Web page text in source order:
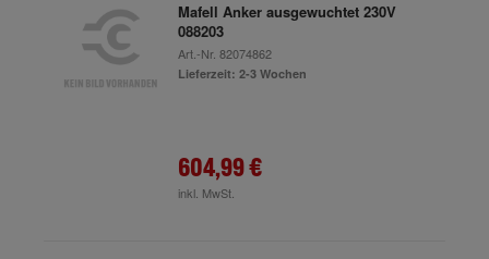
Mafell Anker ausgewuchtet 230V
088203
Art.-Nr. 82074862
Lieferzeit: 2-3 Wochen
604,99 €
inkl. MwSt.